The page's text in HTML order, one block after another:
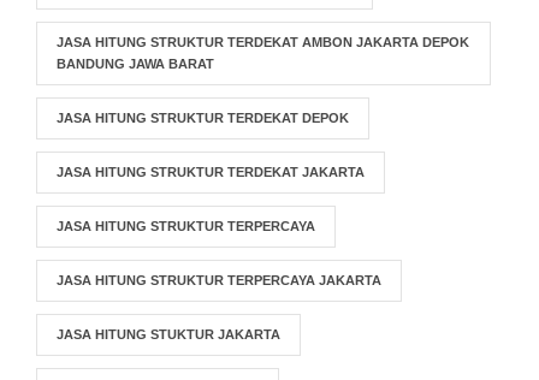
JASA HITUNG STRUKTUR TERDEKAT AMBON JAKARTA DEPOK
BANDUNG JAWA BARAT
JASA HITUNG STRUKTUR TERDEKAT DEPOK
JASA HITUNG STRUKTUR TERDEKAT JAKARTA
JASA HITUNG STRUKTUR TERPERCAYA
JASA HITUNG STRUKTUR TERPERCAYA JAKARTA
JASA HITUNG STUKTUR JAKARTA